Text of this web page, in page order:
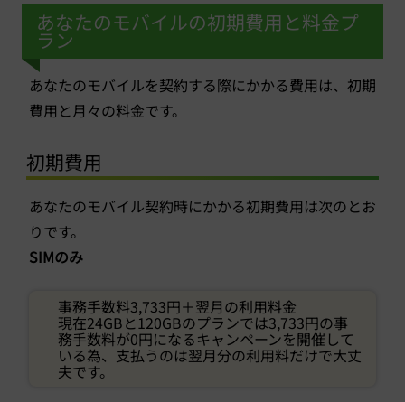
あなたのモバイルの初期費用と料金プ
ラン
あなたのモバイルを契約する際にかかる費用は、初期
費用と月々の料金です。
初期費用
あなたのモバイル契約時にかかる初期費用は次のとお
りです。
SIMのみ
事務手数料3,733円＋翌月の利用料金
現在24GBと120GBのプランでは3,733円の事
務手数料が0円になるキャンペーンを開催して
いる為、支払うのは翌月分の利用料だけで大丈
夫です。